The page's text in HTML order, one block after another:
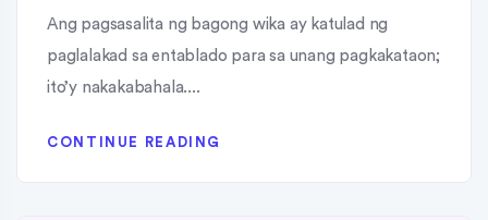
Ang pagsasalita ng bagong wika ay katulad ng
paglalakad sa entablado para sa unang pagkakataon;
ito’y nakakabahala....
CONTINUE READING